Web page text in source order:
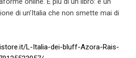
di un’Italia che non smette mai di
L-Italia-dei-bluff-Azora-Rais-